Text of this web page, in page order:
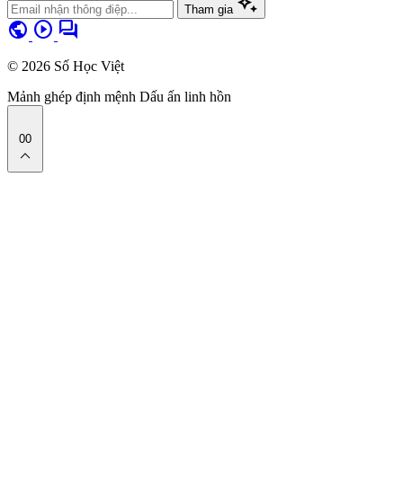
Tham gia
public play_circle forum
© 2026 Số Học Việt
Mảnh ghép định mệnh Dấu ấn linh hồn
00
expand_less